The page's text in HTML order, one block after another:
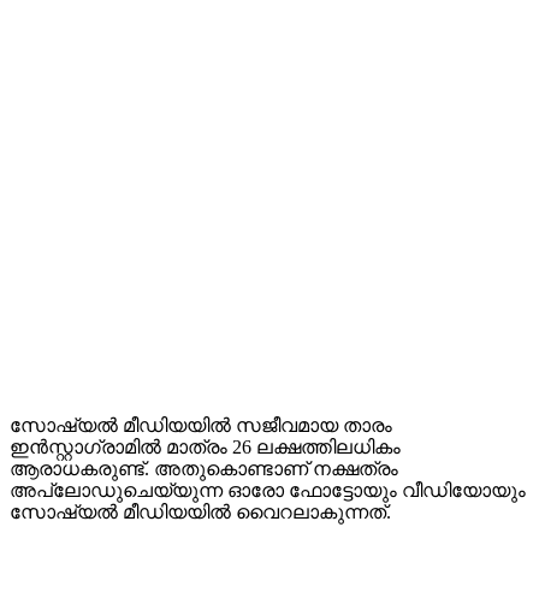
സോഷ്യൽ മീഡിയയിൽ സജീവമായ താരം
ഇൻസ്റ്റാഗ്രാമിൽ മാത്രം 26 ലക്ഷത്തിലധികം
ആരാധകരുണ്ട്. അതുകൊണ്ടാണ് നക്ഷത്രം
അപ്‌ലോഡുചെയ്യുന്ന ഓരോ ഫോട്ടോയും വീഡിയോയും
സോഷ്യൽ മീഡിയയിൽ വൈറലാകുന്നത്.